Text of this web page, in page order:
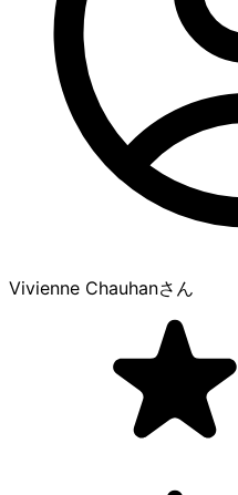
Vivienne Chauhanさん